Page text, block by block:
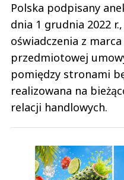
Polska podpisany
dnia 1 grudnia 2022
oświadczenia z
przedmiotowej
pomiędzy stronami
realizowana na
relacji handlowych.